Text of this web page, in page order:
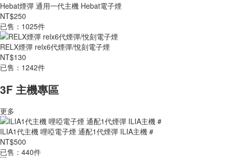
Hebat煙彈 通用一代主機 Hebat電子煙
NT$250
已售：1025件
RELX煙彈 relx6代煙彈/悅刻電子煙
NT$130
已售：1242件
3F 主機專區
更多
ILIA1代主機 哩啞電子煙 通配1代煙彈 ILIA主機 #
NT$500
已售：440件